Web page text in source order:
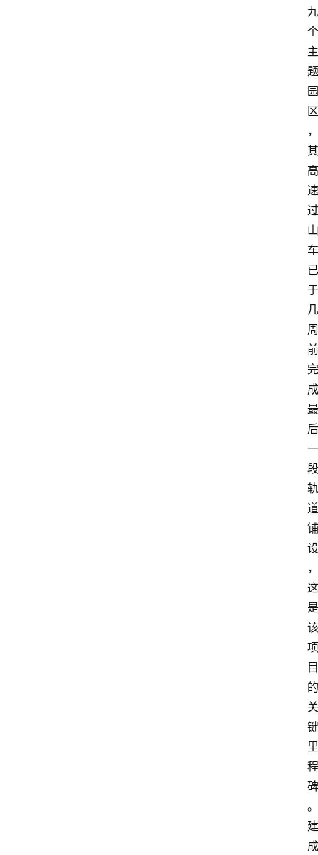
九
个
主
题
园
区
，
其
高
速
过
山
车
已
于
几
周
前
完
成
最
后
一
段
轨
道
铺
设
，
这
是
该
项
目
的
关
键
里
程
碑
。
建
成